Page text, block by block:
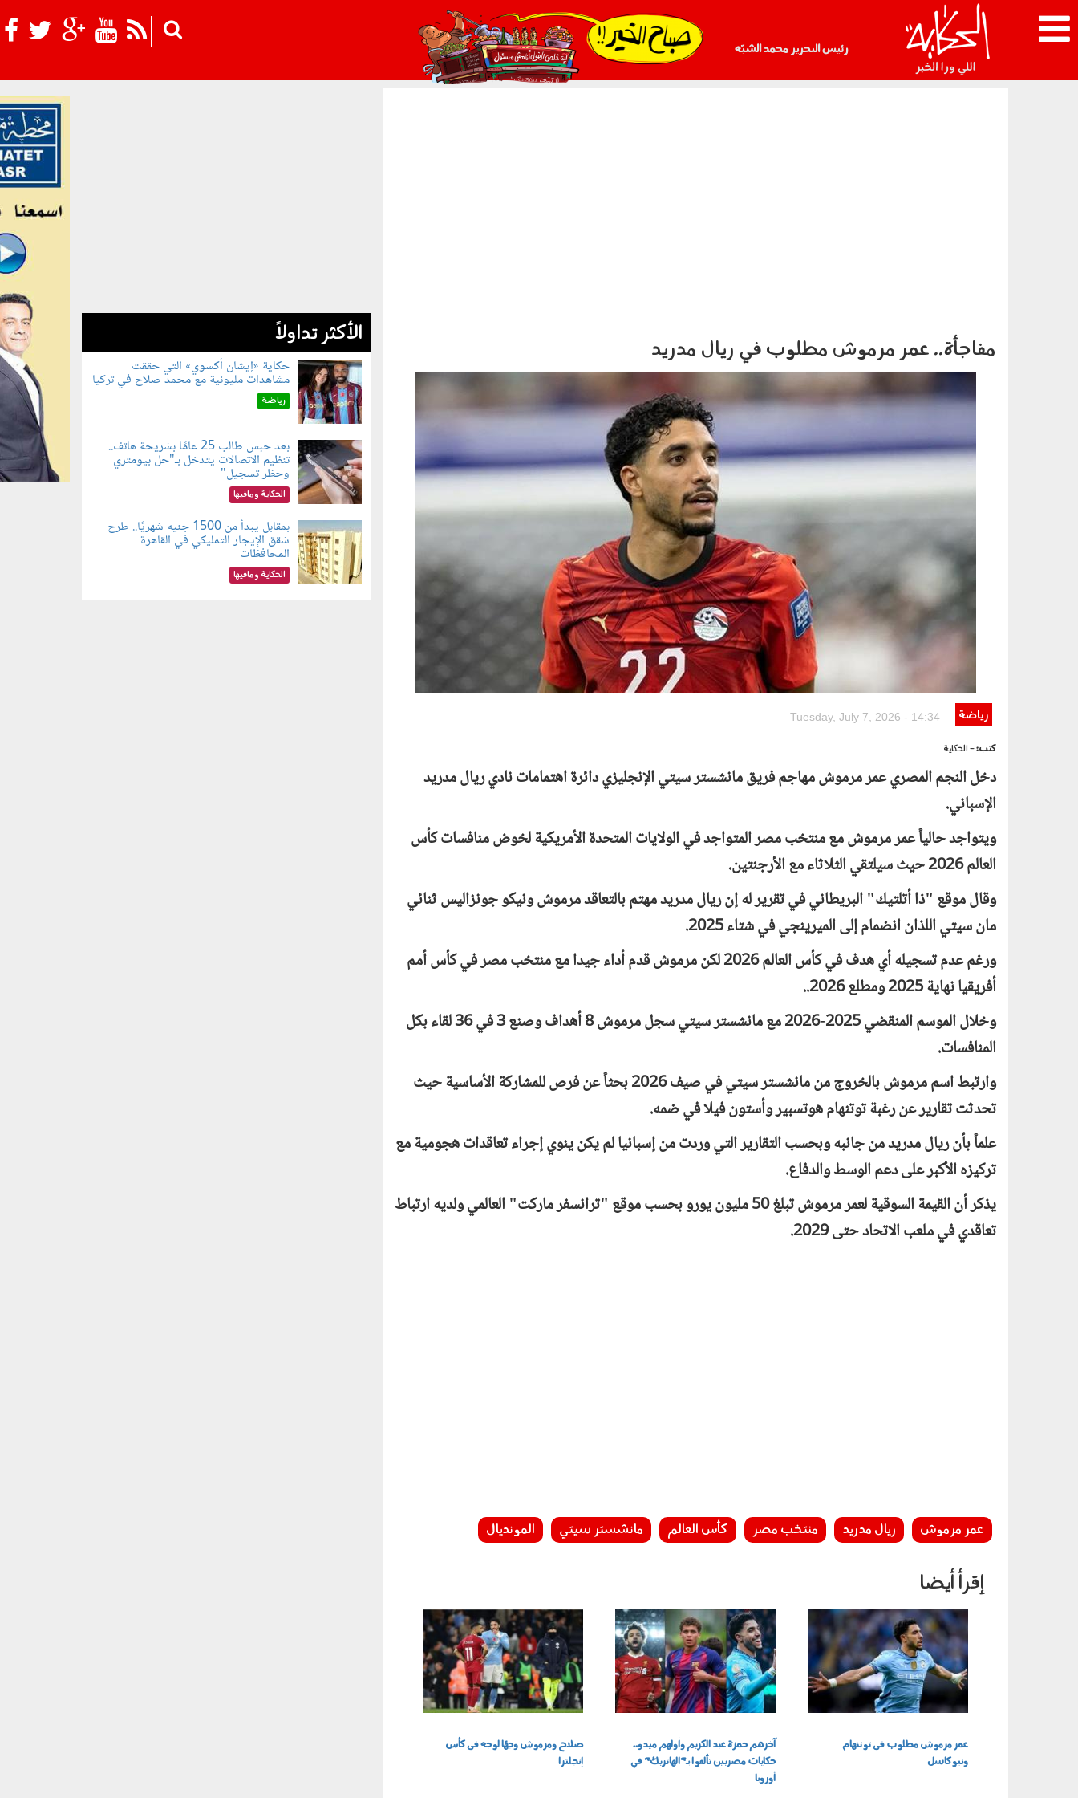
رئيس التحرير محمد الشبّه
021_2.png
مفاجأة.. عمر مرموش مطلوب في ريال مدريد
070702.jpg
رياضة Tuesday, July 7, 2026 - 14:34
كتب:- الحكاية
دخل النجم المصري عمر مرموش مهاجم فريق مانشستر سيتي الإنجليزي دائرة اهتمامات نادي ريال مدريد
الإسباني.
ويتواجد حالياً عمر مرموش مع منتخب مصر المتواجد في الولايات المتحدة الأمريكية لخوض منافسات كأس
العالم 2026 حيث سيلتقي الثلاثاء مع الأرجنتين.
وقال موقع "ذا أتلتيك" البريطاني في تقرير له إن ريال مدريد مهتم بالتعاقد مرموش ونيكو جونزاليس ثنائي
مان سيتي اللذان انضمام إلى الميرينجي في شتاء 2025.
ورغم عدم تسجيله أي هدف في كأس العالم 2026 لكن مرموش قدم أداء جيدا مع منتخب مصر في كأس أمم
أفريقيا نهاية 2025 ومطلع 2026..
وخلال الموسم المنقضي 2025-2026 مع مانشستر سيتي سجل مرموش 8 أهداف وصنع 3 في 36 لقاء بكل
المنافسات.
وارتبط اسم مرموش بالخروج من مانشستر سيتي في صيف 2026 بحثاً عن فرص للمشاركة الأساسية حيث
تحدثت تقارير عن رغبة توتنهام هوتسبير وأستون فيلا في ضمه.
علماً بأن ريال مدريد من جانبه وبحسب التقارير التي وردت من إسبانيا لم يكن ينوي إجراء تعاقدات هجومية مع
تركيزه الأكبر على دعم الوسط والدفاع.
يذكر أن القيمة السوقية لعمر مرموش تبلغ 50 مليون يورو بحسب موقع "ترانسفر ماركت" العالمي ولديه ارتباط
تعاقدي في ملعب الاتحاد حتى 2029.
عمر مرموش ريال مدريد منتخب مصر كأس العالم مانشستر سيتي المونديال
إقرأ أيضا
130704.jpg
عمر مرموش مطلوب في توتنهام
ونيوكاسل
040502.jpg
آخرهم حمزة عبد الكريم وأولهم ميدو..
حكايات مصريين تألقوا بـ"الهاتريك" في
أوروبا
100301.jpg
صلاح ومرموش وجهًا لوجه في كأس
إنجلترا
الأكثر تداولاً
080802.jpg
حكاية «إيشان أكسوي» التي حققت
مشاهدات مليونية مع محمد صلاح في تركيا
رياضة
080803.jpg
بعد حبس طالب 25 عامًا بشريحة هاتف..
تنظيم الاتصالات يتدخل بـ"حل بيومتري
وحظر تسجيل"
الحكاية ومافيها
080801.jpg
بمقابل يبدأ من 1500 جنيه شهريًا.. طرح
شقق الإيجار التمليكي في القاهرة
المحافظات
الحكاية ومافيها